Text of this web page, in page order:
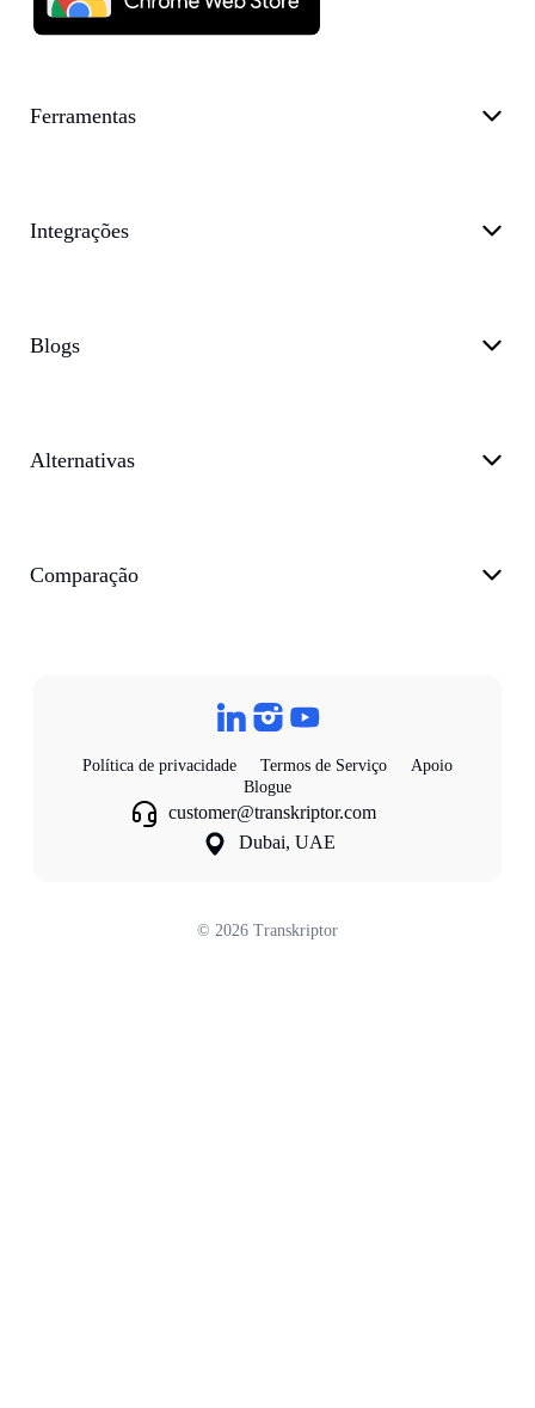
Ferramentas
Integrações
Blogs
Alternativas
Comparação
Política de privacidade Termos de Serviço
Apoio
Blogue
customer@transkriptor.com
Dubai, UAE
© 2026 Transkriptor